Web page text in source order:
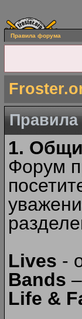
Правила форума
1.
Форум
Lives -
Bands
Life &